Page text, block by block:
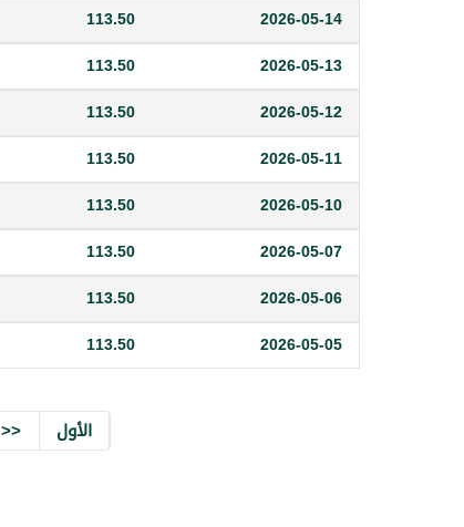
2026-05-14
113.50
2026-05-13
113.50
2026-05-12
113.50
2026-05-11
113.50
2026-05-10
113.50
2026-05-07
113.50
2026-05-06
113.50
2026-05-05
113.50
الأول <<